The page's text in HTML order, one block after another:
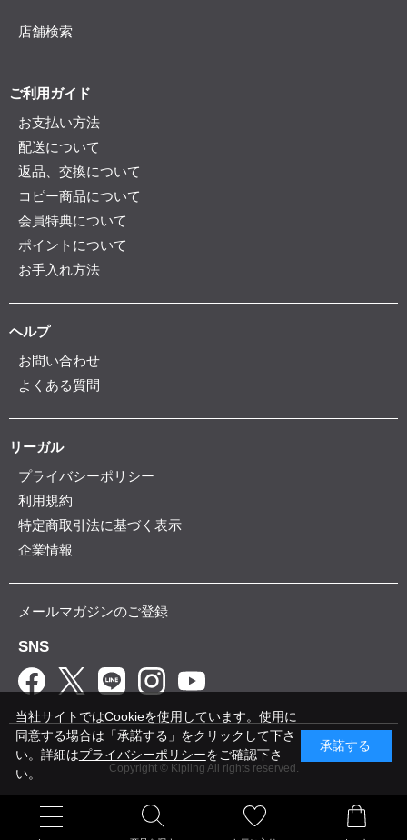
店舗検索
ご利用ガイド
お支払い方法
配送について
返品、交換について
コピー商品について
会員特典について
ポイントについて
お手入れ方法
ヘルプ
お問い合わせ
よくある質問
リーガル
プライバシーポリシー
利用規約
特定商取引法に基づく表示
企業情報
メールマガジンのご登録
SNS
Copyright © Kipling All rights reserved.
当社サイトではCookieを使用しています。使用に
同意する場合は「承諾する」をクリックして下さ
い。詳細はプライバシーポリシーをご確認下さ
い。
承諾する